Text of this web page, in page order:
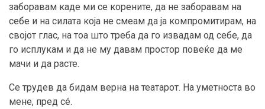
заборавам каде ми се корените, да не заборавам на
себе и на силата која не смеам да ја компромитирам, на
својот глас, на тоа што треба да го извадам од себе, да
го исплукам и да не му давам простор повеќе да ме
мачи и да расте.
Се трудев да бидам верна на театарот. На уметноста во
мене, пред сé.